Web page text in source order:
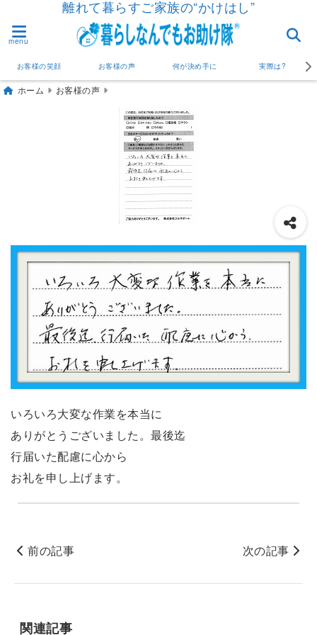
離れて暮らすご家族の“かけはし”
menu
お客様の笑顔 お客様の声 何が決め手に 実際は?
ホーム お客様の声
いろいろ大変な作業を本当に
ありがとうございました。最後迄
行届いた配慮に心から
お礼を申し上げます。
前の記事 次の記事
関連記事